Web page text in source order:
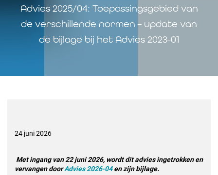
Advies 2025/04: Toepassingsgebied van
de verschillende normen – update van
de bijlage bij het Advies 2023-01
24 juni 2026
Met ingang van 22 juni 2026, wordt ditadvies ingetrokken en
vervangen doorAdvies 2026-04en zijn bijlage.